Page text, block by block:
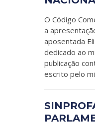
O Código
a
aposentada
dedicado ao
publicação
escrito pelo